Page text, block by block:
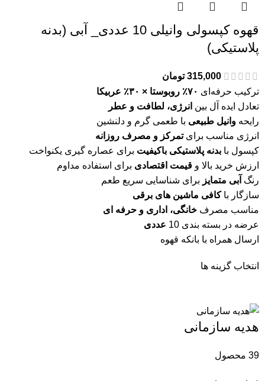
قهوه کپسولی وانیلی 10 عددی_ آبی (بدنه
پلاستیکی)
315,000 تومان
ترکیب حرفه‌ای ۷۰٪ روبوستا × ۳۰٪ عربیکا
تعادل ایده آل بین انرژی، لطافت و عطر
رایحه وانیل طبیعی با طعمی گرم و دلنشین
انرژی مناسب برایتمرکز و مصرف روزانه
کپسول با بدنه پلاستیکی باکیفیت برای عصاره گیری یکنواخت
ارزش خرید بالا و قیمت اقتصادی برای استفاده مداوم
رنگ آبی متمایز برای شناسایی سریع طعم
سازگار باکافی ماشین های برقی
مناسب مصرف خانگی، اداری و حرفه ای
عرضه در بسته بندی‌ 10
عددی
ارسال همراه با بانکه قهوه
انتخاب گزینه ها
هدیه سازمانی
39 محصول